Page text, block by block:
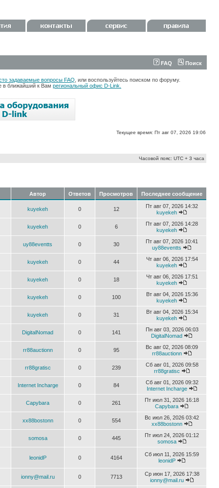
FAQ Поиск
задаваемые вопросы FAQ , или воспользуйтесь поиском по форуму.
в ближайший к Вам региональный офис D-Link.
Текущее время: Пт авг 07, 2026 19:06
Часовой пояс: UTC + 3 часа
Автор Ответов Просмотров Последнее сообщение
kuyekeh 0 12
Пт авг 07, 2026 14:32
kuyekeh
kuyekeh 0 6
Пт авг 07, 2026 14:28
kuyekeh
uy88eventts 0 30
Пт авг 07, 2026 10:41
uy88eventts
kuyekeh 0 44
Чт авг 06, 2026 17:54
kuyekeh
kuyekeh 0 18
Чт авг 06, 2026 17:51
kuyekeh
kuyekeh 0 100
Вт авг 04, 2026 15:36
kuyekeh
kuyekeh 0 31
Вт авг 04, 2026 15:34
kuyekeh
DigitalNomad 0 141
Пн авг 03, 2026 06:03
DigitalNomad
rr88auctionn 0 95
Вс авг 02, 2026 08:09
rr88auctionn
rr88gratisc 0 239
Сб авг 01, 2026 09:58
rr88gratisc
Internet Incharge 0 84
Сб авг 01, 2026 09:32
Internet Incharge
Capybara 0 261
Пт июл 31, 2026 16:18
Capybara
xx88bostonn 0 554
Вс июл 26, 2026 03:42
xx88bostonn
somosa 0 445
Пт июл 24, 2026 01:12
somosa
leonidP 0 4164
Сб июл 11, 2026 15:59
leonidP
ionny@mail.ru 0 7713
Ср июн 17, 2026 17:38
ionny@mail.ru